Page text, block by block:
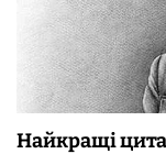
Найкращі